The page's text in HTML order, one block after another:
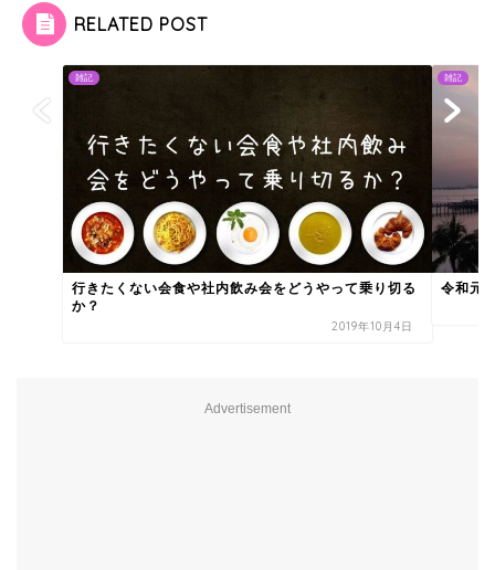
RELATED POST
雑記
行きたくない会食や社内飲み会をどうやって乗り切る
か？
2019年10月4日
雑記
令和元
Advertisement